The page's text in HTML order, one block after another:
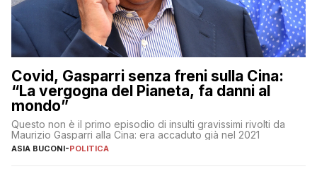
Covid, Gasparri senza freni sulla Cina:
“La vergogna del Pianeta, fa danni al
mondo”
Questo non è il primo episodio di insulti gravissimi rivolti da
Maurizio Gasparri alla Cina: era accaduto già nel 2021
ASIA BUCONI-POLITICA